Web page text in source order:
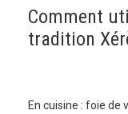
Comment
tradition
En cuisine : foie de